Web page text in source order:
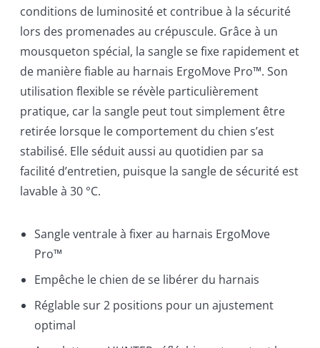
conditions de luminosité et contribue à la sécurité
lors des promenades au crépuscule. Grâce à un
mousqueton spécial, la sangle se fixe rapidement et
de manière fiable au harnais ErgoMove Pro™. Son
utilisation flexible se révèle particulièrement
pratique, car la sangle peut tout simplement être
retirée lorsque le comportement du chien s’est
stabilisé. Elle séduit aussi au quotidien par sa
facilité d’entretien, puisque la sangle de sécurité est
lavable à 30 °C.
Sangle ventrale à fixer au harnais ErgoMove
Pro™
Empêche le chien de se libérer du harnais
Réglable sur 2 positions pour un ajustement
optimal